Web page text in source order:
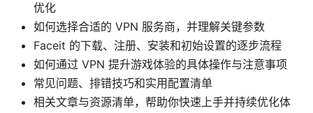
优化
如何选择合适的 VPN 服务商，并理解关键参数
Faceit 的下载、注册、安装和初始设置的逐步流程
如何通过 VPN 提升游戏体验的具体操作与注意事项
常见问题、排错技巧和实用配置清单
相关文章与资源清单，帮助你快速上手并持续优化体